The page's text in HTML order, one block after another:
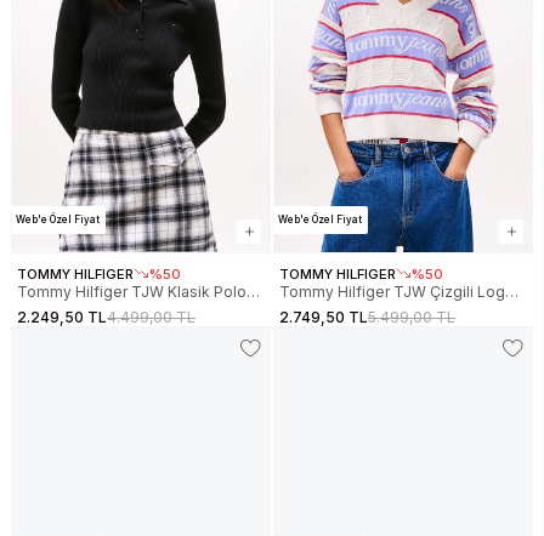
Web'e Özel Fiyat
TOMMY HILFIGER %50
Tommy Hilfiger TJW Klasik Polo
Uzun Kollu Kadın Siyah Kazak
DW0DW21829BDS
2.249,50 TL4.499,00 TL
Web'e Özel Fiyat
TOMMY HILFIGER %50
Tommy Hilfiger TJW Çizgili Logolu
Kadın Beyaz Kazak
DW0DW21682YBH
2.749,50 TL5.499,00 TL